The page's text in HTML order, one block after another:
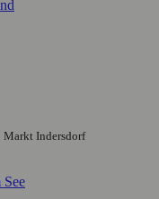
Markt Indersdorf